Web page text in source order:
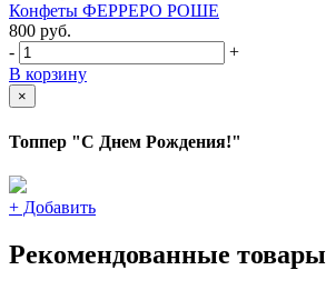
Конфеты ФЕРРЕРО РОШЕ
800 руб.
-
+
В корзину
×
Топпер "С Днем Рождения!"
+ Добавить
Рекомендованные товары